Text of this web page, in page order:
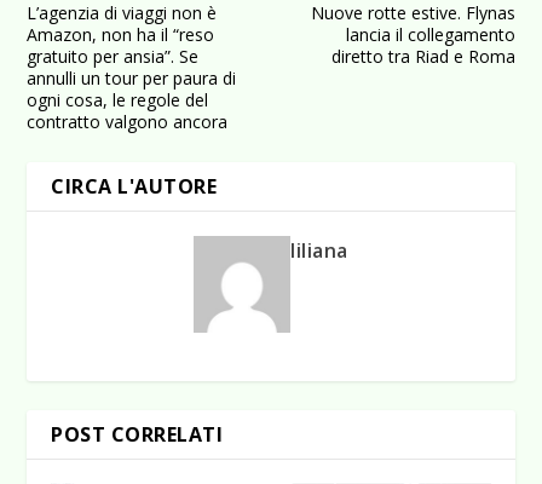
L’agenzia di viaggi non è
Amazon, non ha il “reso
gratuito per ansia”. Se
annulli un tour per paura di
ogni cosa, le regole del
contratto valgono ancora
Nuove rotte estive. Flynas
lancia il collegamento
diretto tra Riad e Roma
CIRCA L'AUTORE
liliana
POST CORRELATI